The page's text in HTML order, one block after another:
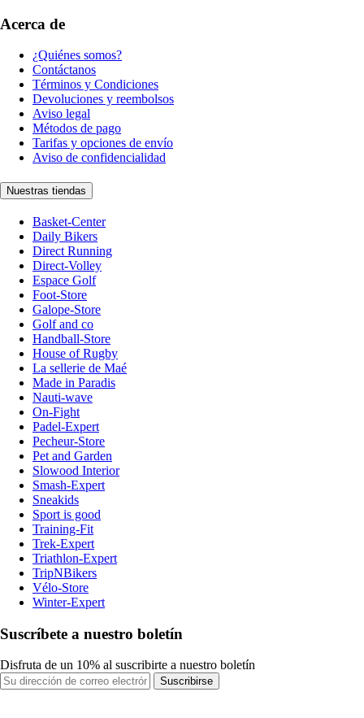
Acerca de
¿Quiénes somos?
Contáctanos
Términos y Condiciones
Devoluciones y reembolsos
Aviso legal
Métodos de pago
Tarifas y opciones de envío
Aviso de confidencialidad
Nuestras tiendas
Basket-Center
Daily Bikers
Direct Running
Direct-Volley
Espace Golf
Foot-Store
Galope-Store
Golf and co
Handball-Store
House of Rugby
La sellerie de Maé
Made in Paradis
Nauti-wave
On-Fight
Padel-Expert
Pecheur-Store
Pet and Garden
Slowood Interior
Smash-Expert
Sneakids
Sport is good
Training-Fit
Trek-Expert
Triathlon-Expert
TripNBikers
Vélo-Store
Winter-Expert
Suscríbete a nuestro boletín
Disfruta de un 10% al suscribirte a nuestro boletín
Suscribirse